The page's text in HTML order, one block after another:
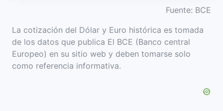
Fuente: BCE
La cotización del Dólar y Euro histórica es tomada
de los datos que publica El BCE (Banco central
Europeo) en su sitio web y deben tomarse solo
como referencia informativa.